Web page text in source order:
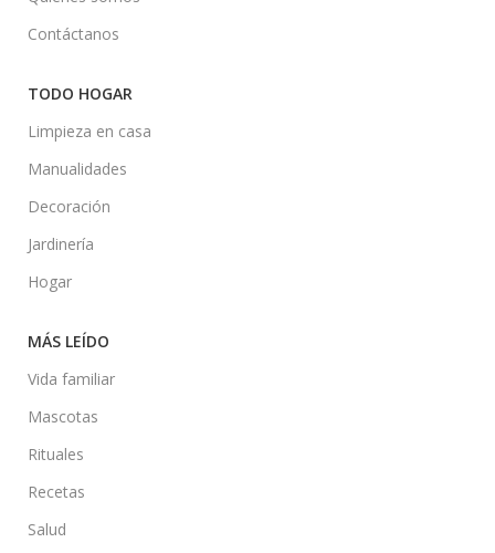
Contáctanos
TODO HOGAR
Limpieza en casa
Manualidades
Decoración
Jardinería
Hogar
MÁS LEÍDO
Vida familiar
Mascotas
Rituales
Recetas
Salud